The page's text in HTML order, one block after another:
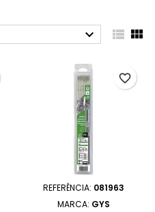
  
REFERÊNCIA: 081963
MARCA: GYS
favorite_border